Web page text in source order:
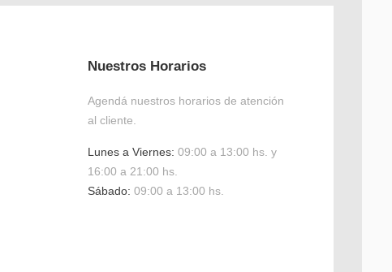
Nuestros Horarios
Agendá nuestros horarios de atención
al cliente.
Lunes a Viernes: 09:00 a 13:00 hs. y
16:00 a 21:00 hs.
Sábado: 09:00 a 13:00 hs.